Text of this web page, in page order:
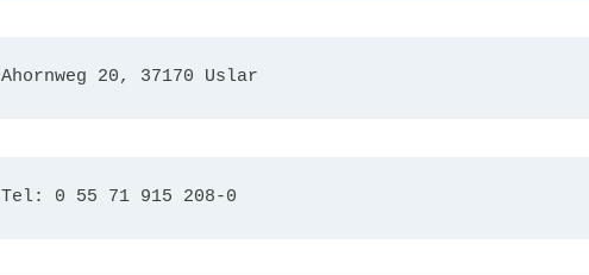
Ahornweg 20, 37170 Uslar
Tel: 0 55 71 915 208-0